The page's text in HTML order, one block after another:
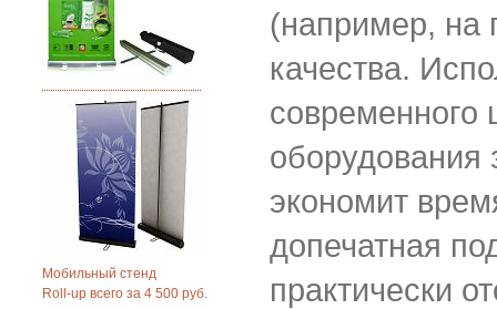
Мобильный стенд
Roll-up всего за 4 500 руб.
(например, на
качества.
современного
оборудования
экономит
допечатная
практически